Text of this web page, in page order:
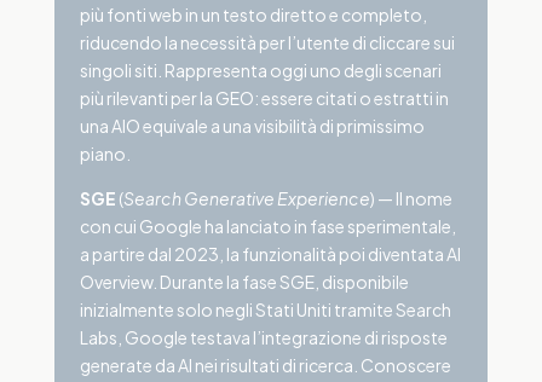
più fonti web in un testo diretto e completo,
riducendo la necessità per l’utente di cliccare sui
singoli siti. Rappresenta oggi uno degli scenari
più rilevanti per la GEO: essere citati o estratti in
una AIO equivale a una visibilità di primissimo
piano.
SGE (Search Generative Experience) — Il nome
con cui Google ha lanciato in fase sperimentale,
a partire dal 2023, la funzionalità poi diventata AI
Overview. Durante la fase SGE, disponibile
inizialmente solo negli Stati Uniti tramite Search
Labs, Google testava l’integrazione di risposte
generate da AI nei risultati di ricerca. Conoscere